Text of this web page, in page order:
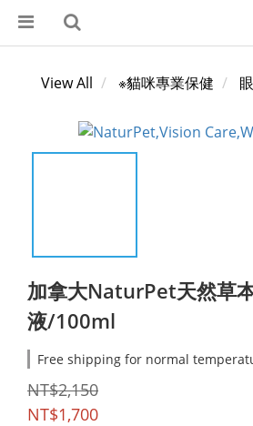
View All ※貓咪專業保健
加拿大NaturPet天然草
液/100ml
Free shipping for normal
NT$2,150
NT$1,700